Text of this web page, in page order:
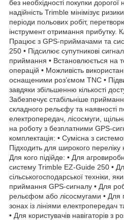
без необхідності покупки
надійність Trimble мінімізує
періоди польових робіт,
інструмент отримання прибутку.
Працює з GPS-приймачами та
250 • Підсилює супутникові
приймання • Встановлюється на
операцій • Можливість
оснащеними роз’ємом TNC •
завдяки збільшенню кількості
Забезпечує стабільніше
складного рельєфу та наявності
електропередач, лісосмуги,
на роботу з безплатними GPS-
комплектація: • Сумісна з
Підходить для широкого переліку
Для кого підійде: • Для
систему Trimble EZ-Guide 250 •
сільськогосподарської техніки,
приймання GPS-сигналу • Для
рельєфом або лісосмугами • Для
зонах із лініями електропередач
• Для користувачів навігаторів з